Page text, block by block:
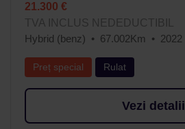
21.300 €
TVA INCLUS NEDEDUCTIBIL
Hybrid (benz)
67.002Km 2022
Preț special Rulat
Vezi detalii